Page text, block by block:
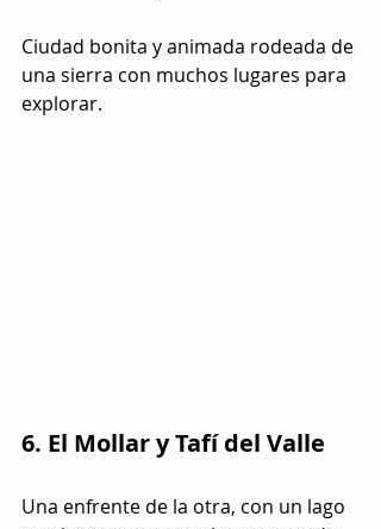
Ciudad bonita y animada rodeada de
una sierra con muchos lugares para
explorar.
6. El Mollar y Tafí del Valle
Una enfrente de la otra, con un lago